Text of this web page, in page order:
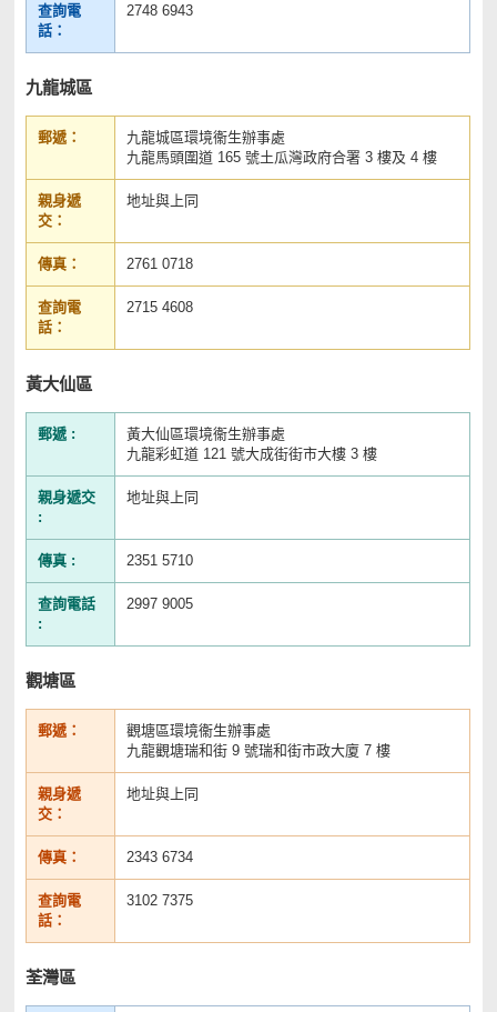
查詢電
話：
2748 6943
九龍城區
郵遞：
九龍城區環境衞生辦事處
九龍馬頭圍道 165 號土瓜灣政府合署 3 樓及 4 樓
親身遞
交：
地址與上同
傳真： 2761 0718
查詢電
話：
2715 4608
黃大仙區
郵遞 :
黃大仙區環境衞生辦事處
九龍彩虹道 121 號大成街街市大樓 3 樓
親身遞交
:
地址與上同
傳真 : 2351 5710
查詢電話
:
2997 9005
觀塘區
郵遞：
觀塘區環境衞生辦事處
九龍觀塘瑞和街 9 號瑞和街市政大廈 7 樓
親身遞
交：
地址與上同
傳真： 2343 6734
查詢電
話：
3102 7375
荃灣區